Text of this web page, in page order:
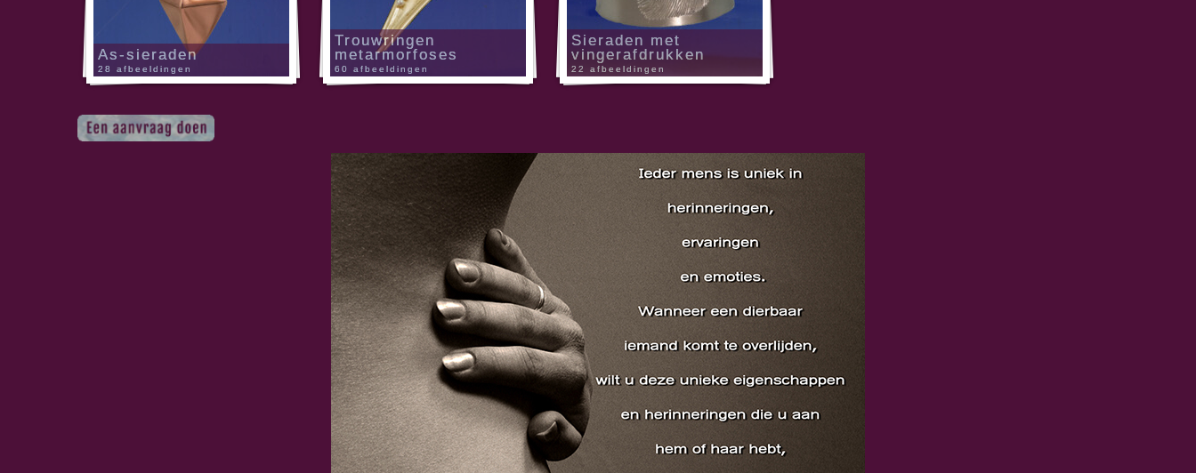
As-sieraden
28 afbeeldingen
Trouwringen
metarmorfoses
60 afbeeldingen
Sieraden met
vingerafdrukken
22 afbeeldingen